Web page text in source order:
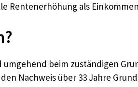
Rentenerhöhung als
beim zuständigen
Nachweis über 33 Jahre